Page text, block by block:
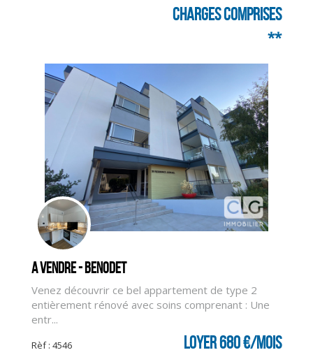
charges comprises
**
A vendre - BENODET
Venez découvrir ce bel appartement de type 2
entièrement rénové avec soins comprenant : Une
entr...
Rèf : 4546
Loyer 680 €/mois